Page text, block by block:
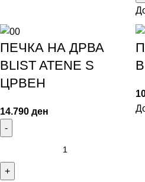
ПЕЧКА НА ДРВА
BLIST ATENE S
ЦРВЕН
14.790 ден